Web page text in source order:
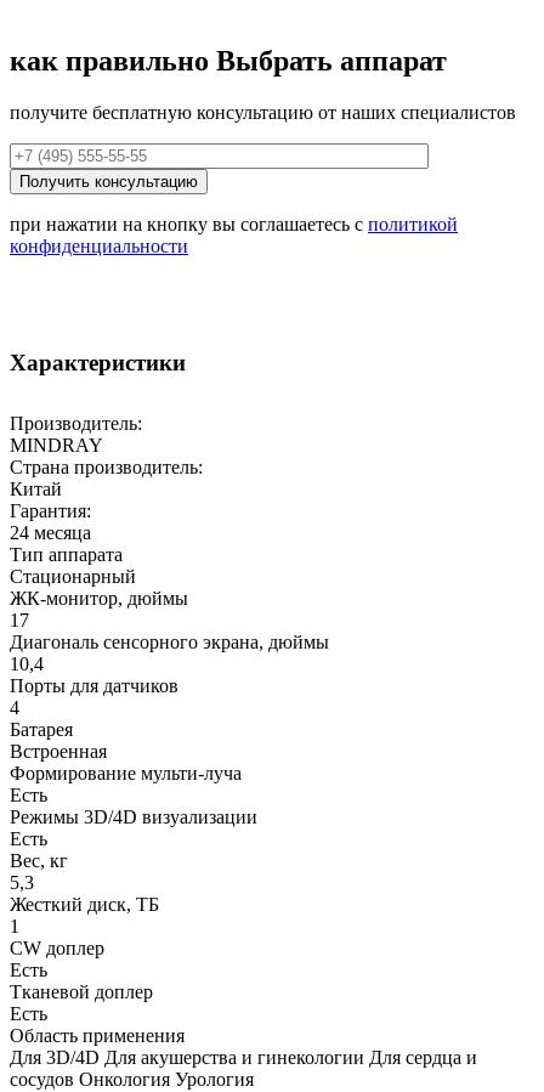
как правильно Выбрать аппарат
получите бесплатную консультацию от наших специалистов
при нажатии на кнопку вы соглашаетесь с политикой
конфиденциальности
Характеристики
Производитель:
MINDRAY
Страна производитель:
Китай
Гарантия:
24 месяца
Тип аппарата
Стационарный
ЖК-монитор, дюймы
17
Диагональ сенсорного экрана, дюймы
10,4
Порты для датчиков
4
Батарея
Встроенная
Формирование мульти-луча
Есть
Режимы 3D/4D визуализации
Есть
Вес, кг
5,3
Жесткий диск, ТБ
1
CW доплер
Есть
Тканевой доплер
Есть
Область применения
Для 3D/4D Для акушерства и гинекологии Для сердца и
сосудов Онкология Урология